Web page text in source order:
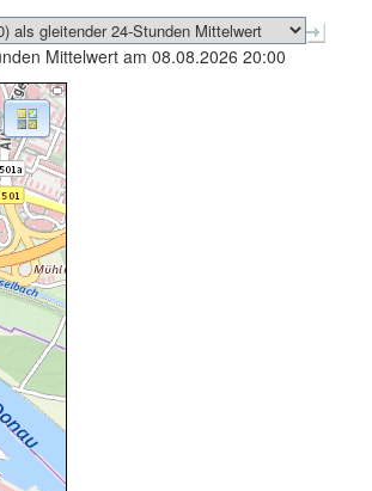
Mittelwert am 08.08.2026 20:00